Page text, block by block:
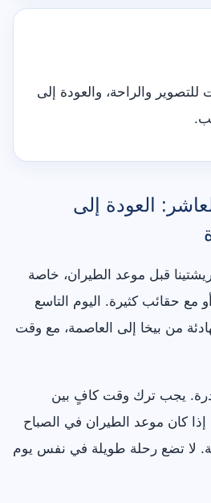
والراحة، والعودة إلى
العودة إلى
قبل موعد الطيران، خاصة
مع حقائب كثيرة. اليوم التاسع
من بيخا إلى العاصمة، مع وقت
يجب ترك وقت كافٍ بين
كان موعد الطيران في الصباح
لا تضع رحلة طويلة في نفس يوم